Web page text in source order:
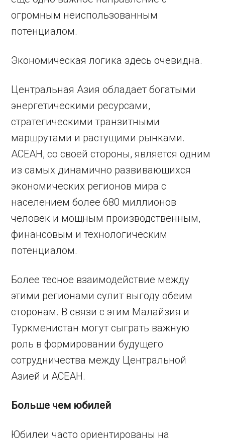
огромным неиспользованным
потенциалом.
Экономическая логика здесь очевидна.
Центральная Азия обладает богатыми
энергетическими ресурсами,
стратегическими транзитными
маршрутами и растущими рынками.
АСЕАН, со своей стороны, является одним
из самых динамично развивающихся
экономических регионов мира с
населением более 680 миллионов
человек и мощным производственным,
финансовым и технологическим
потенциалом.
Более тесное взаимодействие между
этими регионами сулит выгоду обеим
сторонам. В связи с этим Малайзия и
Туркменистан могут сыграть важную
роль в формировании будущего
сотрудничества между Центральной
Азией и АСЕАН.
Больше чем юбилей
Юбилеи часто ориентированы на